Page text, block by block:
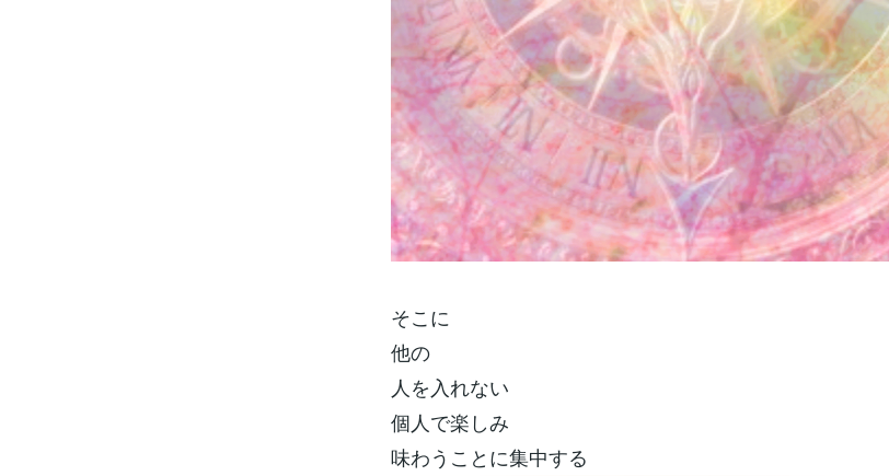
そこに
他の
人を入れない
個人で楽しみ
味わうことに集中する